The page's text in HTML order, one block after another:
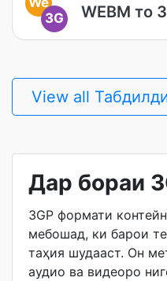
3G
WEBM то
View all
Дар бораи
3GP формати
мебошад, ки барои
таҳия шудааст. Он
аудио ва видеоро